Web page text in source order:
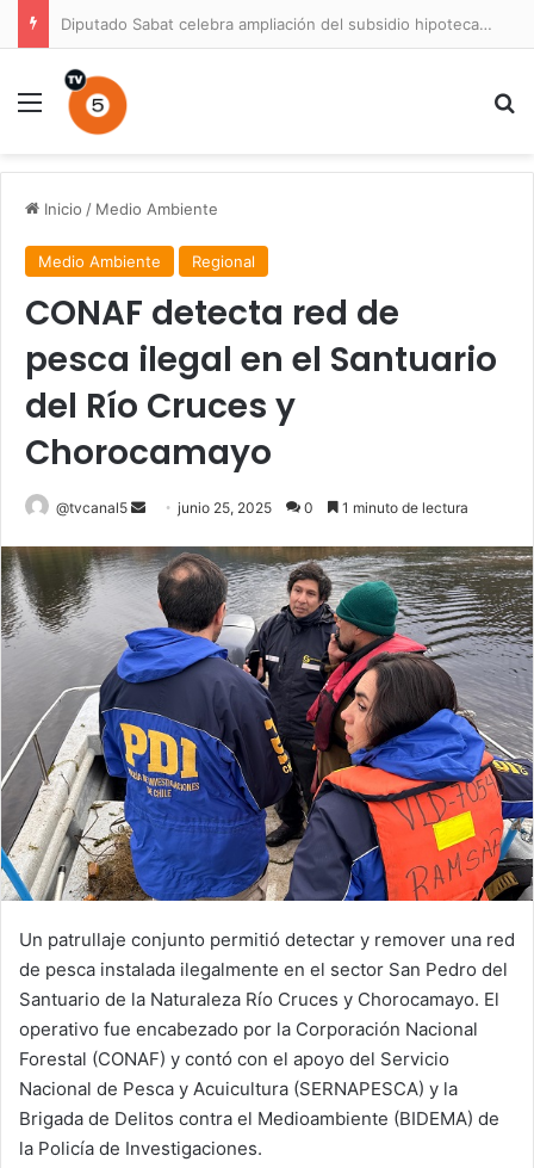
Diputado Sabat celebra ampliación del subsidio hipotecario con viviendas de hasta 6.000 UF
Menú
Inicio / Medio Ambiente
Medio Ambiente Regional
CONAF detecta red de
pesca ilegal en el Santuario
del Río Cruces y
Chorocamayo
@tvcanal5
Send
email
junio 25, 2025 0 1 minuto de lectura
Un patrullaje conjunto permitió detectar y remover una red
de pesca instalada ilegalmente en el sector San Pedro del
Santuario de la Naturaleza Río Cruces y Chorocamayo. El
operativo fue encabezado por la Corporación Nacional
Forestal (CONAF) y contó con el apoyo del Servicio
Nacional de Pesca y Acuicultura (SERNAPESCA) y la
Brigada de Delitos contra el Medioambiente (BIDEMA) de
la Policía de Investigaciones.